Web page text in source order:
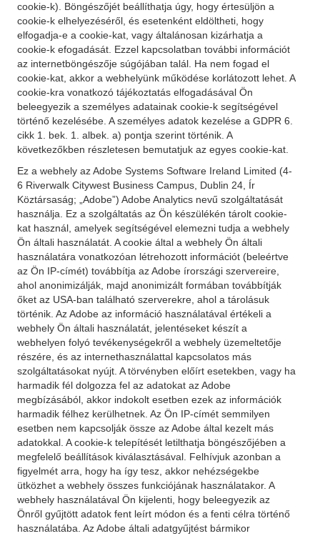
cookie-k). Böngészőjét beállíthatja úgy, hogy értesüljön a
cookie-k elhelyezéséről, és esetenként eldöltheti, hogy
elfogadja-e a cookie-kat, vagy általánosan kizárhatja a
cookie-k efogadását. Ezzel kapcsolatban további információt
az internetböngészője súgójában talál. Ha nem fogad el
cookie-kat, akkor a webhelyünk működése korlátozott lehet. A
cookie-kra vonatkozó tájékoztatás elfogadásával Ön
beleegyezik a személyes adatainak cookie-k segítségével
történő kezelésébe. A személyes adatok kezelése a GDPR 6.
cikk 1. bek. 1. albek. a) pontja szerint történik. A
következőkben részletesen bemutatjuk az egyes cookie-kat.
Ez a webhely az Adobe Systems Software Ireland Limited (4-
6 Riverwalk Citywest Business Campus, Dublin 24, Ír
Köztársaság; „Adobe”) Adobe Analytics nevű szolgáltatását
használja. Ez a szolgáltatás az Ön készülékén tárolt cookie-
kat használ, amelyek segítségével elemezni tudja a webhely
Ön általi használatát. A cookie által a webhely Ön általi
használatára vonatkozóan létrehozott információt (beleértve
az Ön IP-címét) továbbítja az Adobe írországi szervereire,
ahol anonimizálják, majd anonimizált formában továbbítják
őket az USA-ban található szerverekre, ahol a tárolásuk
történik. Az Adobe az információ használatával értékeli a
webhely Ön általi használatát, jelentéseket készít a
webhelyen folyó tevékenységekről a webhely üzemeltetője
részére, és az internethasználattal kapcsolatos más
szolgáltatásokat nyújt. A törvényben előírt esetekben, vagy ha
harmadik fél dolgozza fel az adatokat az Adobe
megbízásából, akkor indokolt esetben ezek az információk
harmadik félhez kerülhetnek. Az Ön IP-címét semmilyen
esetben nem kapcsolják össze az Adobe által kezelt más
adatokkal. A cookie-k telepítését letilthatja böngészőjében a
megfelelő beállítások kiválasztásával. Felhívjuk azonban a
figyelmét arra, hogy ha így tesz, akkor nehézségekbe
ütközhet a webhely összes funkciójának használatakor. A
webhely használatával Ön kijelenti, hogy beleegyezik az
Önről gyűjtött adatok fent leírt módon és a fenti célra történő
használatába. Az Adobe általi adatgyűjtést bármikor